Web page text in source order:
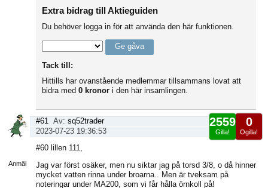
Extra bidrag till Aktieguiden
Du behöver logga in för att använda den här funktionen.
Tack till:
Hittills har ovanstående medlemmar tillsammans lovat att
bidra med 0 kronor i den här insamlingen.
Anmäl
0
Ogilla!
2559
Gilla!
#61 Av: sq52trader
2023-07-23 19:36:53
#60 lillen 111,
Jag var först osäker, men nu siktar jag på torsd 3/8, o då hinner
mycket vatten rinna under broarna.. Men är tveksam på
noteringar under MA200, som vi får hålla örnkoll på!